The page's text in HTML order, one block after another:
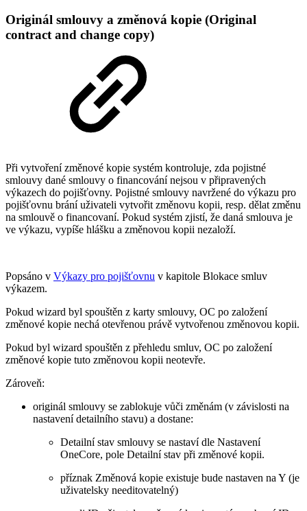
Originál smlouvy a změnová kopie (Original
contract and change copy)
Při vytvoření změnové kopie systém kontroluje, zda pojistné
smlouvy dané smlouvy o financování nejsou v připravených
výkazech do pojišťovny. Pojistné smlouvy navržené do výkazu pro
pojišťovnu brání uživateli vytvořit změnovu kopii, resp. dělat změnu
na smlouvě o financovaní. Pokud systém zjistí, že daná smlouva je
ve výkazu, vypíše hlášku a změnovou kopii nezaloží.
Popsáno v Výkazy pro pojišťovnu v kapitole Blokace smluv
výkazem.
Pokud wizard byl spouštěn z karty smlouvy, OC po založení
změnové kopie nechá otevřenou právě vytvořenou změnovou kopii.
Pokud byl wizard spouštěn z přehledu smluv, OC po založení
změnové kopie tuto změnovou kopii neotevře.
Zároveň:
originál smlouvy se zablokuje vůči změnám (v závislosti na
nastavení detailního stavu) a dostane:
Detailní stav smlouvy se nastaví dle Nastavení
OneCore, pole Detailní stav při změnové kopii.
příznak Změnová kopie existuje bude nastaven na Y (je
uživatelsky needitovatelný)